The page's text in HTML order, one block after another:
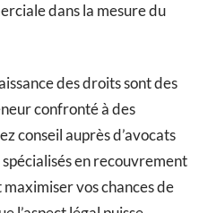
dans la mesure du
des droits sont des
confronté à des
conseil auprès d’avocats
en recouvrement
vos chances de